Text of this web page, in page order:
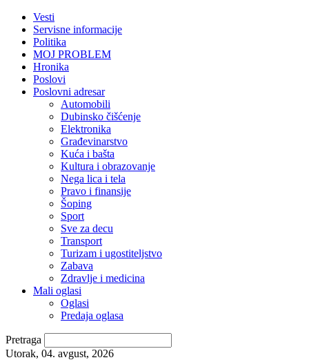
Vesti
Servisne informacije
Politika
MOJ PROBLEM
Hronika
Poslovi
Poslovni adresar
Automobili
Dubinsko čišćenje
Elektronika
Građevinarstvo
Kuća i bašta
Kultura i obrazovanje
Nega lica i tela
Pravo i finansije
Šoping
Sport
Sve za decu
Transport
Turizam i ugostiteljstvo
Zabava
Zdravlje i medicina
Mali oglasi
Oglasi
Predaja oglasa
Pretraga
Utorak, 04. avgust, 2026